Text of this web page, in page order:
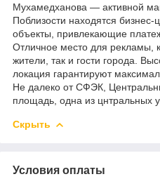
Мухамедханова — активной
Поблизости находятся
объекты, привлекающие
Отличное место для рекламы,
жители, так и гости города.
локация гарантируют
Не далеко от СФЭК,
площадь, одна из цнтральных
Скрыть
Условия оплаты